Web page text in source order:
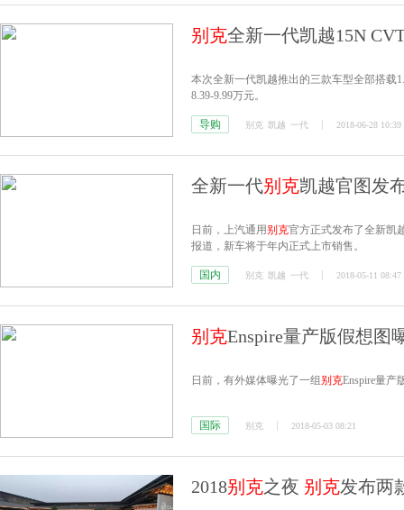
别克全新一代凯越15N
本次全新一代凯越推出的三款车型全部搭载
8.39-9.99万元。
导购 别克 凯越 一代 2018-06-28 10:39
全新一代别克凯越官图发
日前，上汽通用别克官方正式发布了全新凯
报道，新车将于年内正式上市销售。
国内 别克 凯越 一代 2018-05-11 08:47
别克Enspire量产版假想图
日前，有外媒体曝光了一组别克Enspire量产
国际 别克 2018-05-03 08:21
2018别克之夜 别克发布两